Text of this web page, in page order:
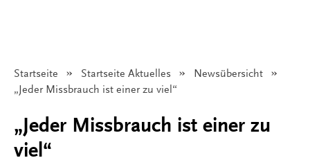
Startseite Startseite Aktuelles
Newsübersicht
Angezeigt:
„Jeder Missbrauch ist einer zu viel“
„Jeder Missbrauch ist einer zu
viel“